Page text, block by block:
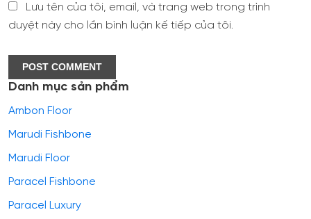
Lưu tên của tôi, email, và trang web trong trình
duyệt này cho lần bình luận kế tiếp của tôi.
Danh mục sản phẩm
Ambon Floor
Marudi Fishbone
Marudi Floor
Paracel Fishbone
Paracel Luxury